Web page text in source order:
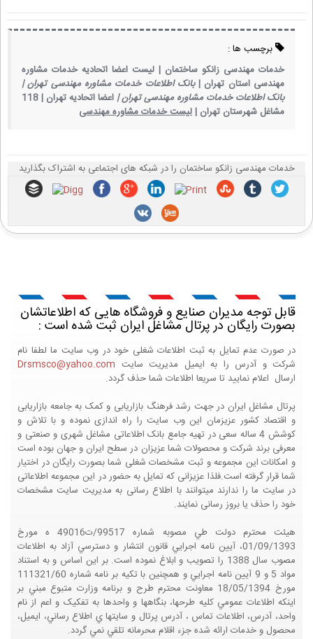
برچسب ها :
خدمات مهندسی زانکو ساختمان | لیست اعضا اتحادیه خدمات مشاوره
مهندسی استان تهران | بانک اطلاعات خدمات مشاوره مهندسی تهران |
بانک اطلاعات خدمات مشاوره مهندسی تهران |اعضا اتحادیه تهران |118
مشاغل شهرستان تهران |لیست خدمات مشاوره مهندسی
خدمات مهندسی زانکو ساختمان را در شبکه های اجتماعی به اشتراک بگذارید
قابل توجه مدیران صنایع و فروشگاه هایی که اطلاعاتشان
بصورت رایگان در پرتال مشاغل ایران ثبت شده است :
در صورت عدم تمایل به ثبت اطلاعات شغلی خود در وب سایت ما لطفا نام
شرکت و آدرس را به ایمیل مدیریت سایت Drsmsco@yahoo.com
ارسال اعلام نمایید تا سریعا اطلاعات شما حذف گردد.
پرتال مشاغل ایران در جهت رشد فرهنگ بازاریابی و کمک به جامعه بازاریابی
و اقتصاد کشور عزیزمان این وب سایت را راه اندازی نموده و با تلاش و
کوشش 4 ساله سعی در تهیه جامع بانک اطلاعاتی مشاغل شهری و صنعتی و
معرفی برند شرکت و محصولات شما عزیزان در سطح ایران و جهان بوده است
و امکانات این مجموعه و ثبت مشخصات شغلی شما بصورت رایگان در اختیار
شما قرار گرفته است.فلذا عزیزانی که تمایل به حضور در این مجموعه اطلاعاتی
در سایت ما را ندارند میتوانند با اطلاع رسانی به مدیریت سایت مشخصات
خود را حذف یا بروز رسانی نمایند.
هيئت محترم دولت طي مصوبه شماره 99517/ت49016 ه مورخ
01/09/1393، آيين نامه اجرايي قانون انتشار و دسترسي آزاد به اطلاعات
مصوب سال 1388 را تصويب و ابلاغ نموده است. بر اين اساس و به استناد
مواد 5 و 9 آيين نامه اجرايي و همچنين با تکيه بر نامه شماره 111321/60
مورخ 18/05/1394 معاونت محترم طرح و برنامه وزارت متبوع مبني بر
اينکه اطلاعات عمومي کليه طرحها، بنگاهها و واحدها به تفکيک و اعم از نام
واحد، آدرس، اطلاعات تماس ، آدرس پرتال و سايتها ي اطلاع رساني، ايميل،
محصول و خدمات ارائه شده جزء اقلام محرمانه تلقي نمي گردد.